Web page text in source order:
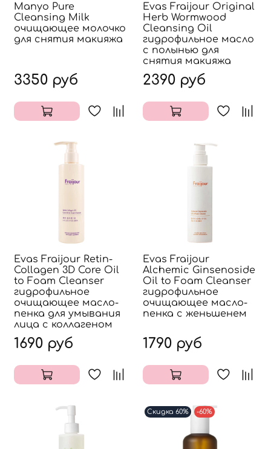
Manyo Pure
Cleansing Milk
очищающее молочко
для снятия макияжа
3350 руб
Evas Fraijour Original
Herb Wormwood
Cleansing Oil
гидрофильное масло
с полынью для
снятия макияжа
2390 руб
Evas Fraijour Retin-
Collagen 3D Core Oil
to Foam Cleanser
гидрофильное
очищающее масло-
пенка для умывания
лица с коллагеном
1690 руб
Evas Fraijour
Alchemic Ginsenoside
Oil to Foam Cleanser
гидрофильное
очищающее масло-
пенка с женьшенем
1790 руб
Скидка 60% -60%